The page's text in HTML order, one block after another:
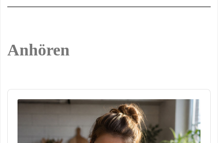
Anhören
Audio
Player